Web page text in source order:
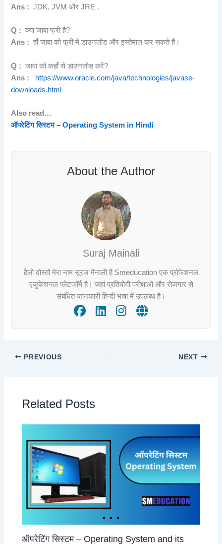
Ans : JDK, JVM और JRE .
Q : क्या जावा फ्री है?
Ans : हाँ जावा को फ्री में डाउनलोड और इस्तेमाल कर सकते हैं।
Q : जावा को कहाँ से डाउनलोड करें?
Ans :
https://www.oracle.com/java/technologies/javase-
downloads.html
Also read…
ऑपरेटिंग सिस्टम – Operating System in Hindi
About the Author
Suraj Mainali
हैलो दोस्तों मेरा नाम सूरज मैनाली है Smeducation एक प्रोफेशनल
एजुकेशनल प्लेटफॉर्म है। जहां प्रतियोगी परीक्षाओं और रोजगार से
संबंधित जानकारी हिन्दी भाषा में उपलब्ध है।
PREVIOUS NEXT
Related Posts
ऑपरेटिंग सिस्टम – Operating System and its